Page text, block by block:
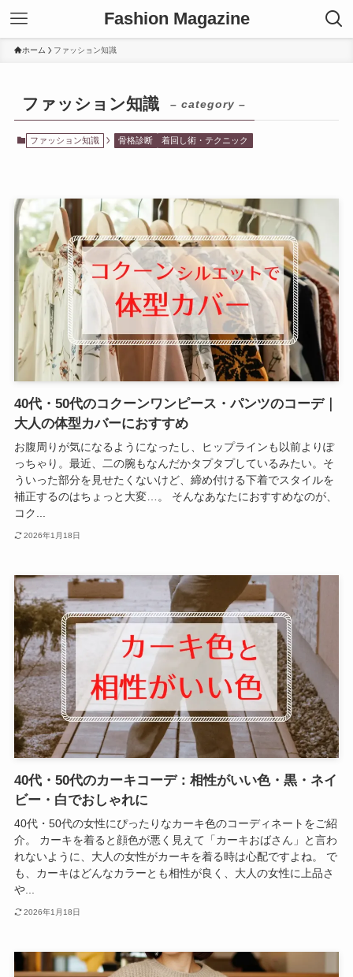
Fashion Magazine
ホーム ファッション知識
ファッション知識 – category –
ファッション知識 骨格診断 着回し術・テクニック
40代・50代のコクーンワンピース・パンツのコーデ｜
大人の体型カバーにおすすめ
お腹周りが気になるようになったし、ヒップラインも以前よりぽ
っちゃり。最近、二の腕もなんだかタプタプしているみたい。そ
ういった部分を見せたくないけど、締め付ける下着でスタイルを
補正するのはちょっと大変…。 そんなあなたにおすすめなのが、
コク...
2026年1月18日
40代・50代のカーキコーデ：相性がいい色・黒・ネイ
ビー・白でおしゃれに
40代・50代の女性にぴったりなカーキ色のコーディネートをご紹
介。 カーキを着ると顔色が悪く見えて「カーキおばさん」と言わ
れないように、大人の女性がカーキを着る時は心配ですよね。 で
も、カーキはどんなカラーとも相性が良く、大人の女性に上品さ
や...
2026年1月18日